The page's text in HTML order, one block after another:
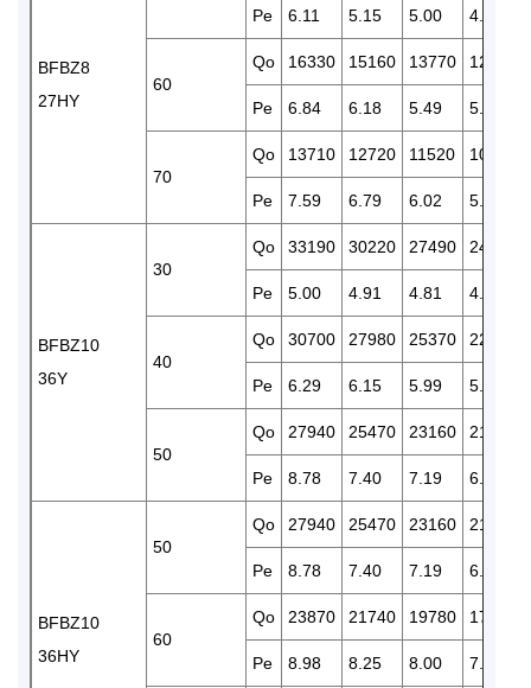
BFBZ8
27HY
Pe 6.11 5.15 5.00 4.86
60
Qo 16330 15160 13770 12260
Pe 6.84 6.18 5.49 5.31
70
Qo 13710 12720 11520 10250
Pe 7.59 6.79 6.02 5.80
BFBZ10
36Y
30
Qo 33190 30220 27490 24890
Pe 5.00 4.91 4.81 4.69
40
Qo 30700 27980 25370 22990
Pe 6.29 6.15 5.99 5.82
50
Qo 27940 25470 23160 21050
Pe 8.78 7.40 7.19 6.98
BFBZ10
36HY
50
Qo 27940 25470 23160 21050
Pe 8.78 7.40 7.19 6.98
60
Qo 23870 21740 19780 17930
Pe 8.98 8.25 8.00 7.75